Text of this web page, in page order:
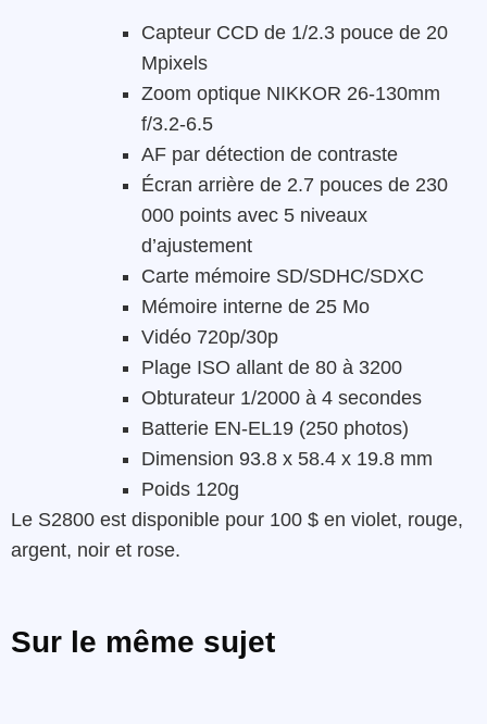
Capteur CCD de 1/2.3 pouce de 20
Mpixels
Zoom optique NIKKOR 26-130mm
f/3.2-6.5
AF par détection de contraste
Écran arrière de 2.7 pouces de 230
000 points avec 5 niveaux
d’ajustement
Carte mémoire SD/SDHC/SDXC
Mémoire interne de 25 Mo
Vidéo 720p/30p
Plage ISO allant de 80 à 3200
Obturateur 1/2000 à 4 secondes
Batterie EN-EL19 (250 photos)
Dimension 93.8 x 58.4 x 19.8 mm
Poids 120g
Le S2800 est disponible pour 100 $ en violet, rouge,
argent, noir et rose.
Sur le même sujet